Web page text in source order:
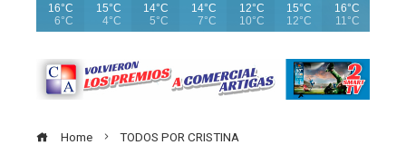
16°C
6°C
15°C
4°C
14°C
5°C
14°C
7°C
12°C
10°C
15°C
12°C
16°C
11°C
Home TODOS POR CRISTINA